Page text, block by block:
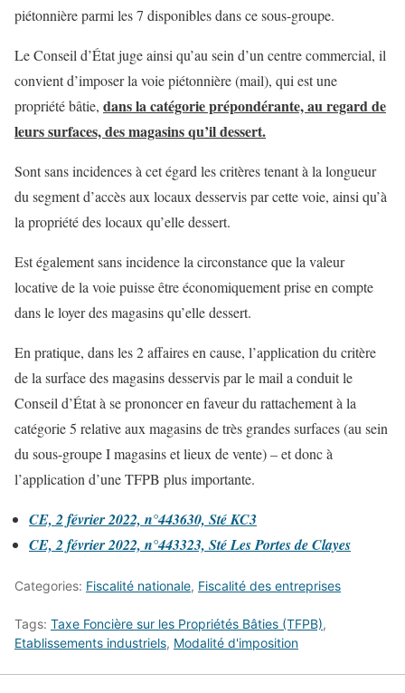
piétonnière parmi les 7 disponibles dans ce sous-groupe.
Le Conseil d’État juge ainsi qu’au sein d’un centre commercial, il
convient d’imposer la voie piétonnière (mail), qui est une
propriété bâtie, dans la catégorie prépondérante, au regard de
leurs surfaces, des magasins qu’il dessert.
Sont sans incidences à cet égard les critères tenant à la longueur
du segment d’accès aux locaux desservis par cette voie, ainsi qu’à
la propriété des locaux qu’elle dessert.
Est également sans incidence la circonstance que la valeur
locative de la voie puisse être économiquement prise en compte
dans le loyer des magasins qu’elle dessert.
En pratique, dans les 2 affaires en cause, l’application du critère
de la surface des magasins desservis par le mail a conduit le
Conseil d’État à se prononcer en faveur du rattachement à la
catégorie 5 relative aux magasins de très grandes surfaces (au sein
du sous-groupe I magasins et lieux de vente) – et donc à
l’application d’une TFPB plus importante.
CE, 2 février 2022, n°443630, Sté KC3
CE, 2 février 2022, n°443323, Sté Les Portes de Clayes
Categories: Fiscalité nationale, Fiscalité des entreprises
Tags: Taxe Foncière sur les Propriétés Bâties (TFPB),
Etablissements industriels, Modalité d'imposition